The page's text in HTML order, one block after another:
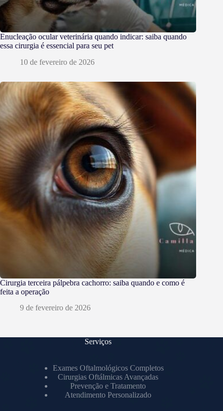
Enucleação ocular veterinária quando indicar: saiba quando
essa cirurgia é essencial para seu pet
10 de fevereiro de 2026
Cirurgia terceira pálpebra cachorro: saiba quando e como é
feita a operação
9 de fevereiro de 2026
Serviços
Exames Oftalmológicos Completos
Cirurgias Oftálmicas Avançadas
Prevenção e Tratamento
Atendimento Personalizado